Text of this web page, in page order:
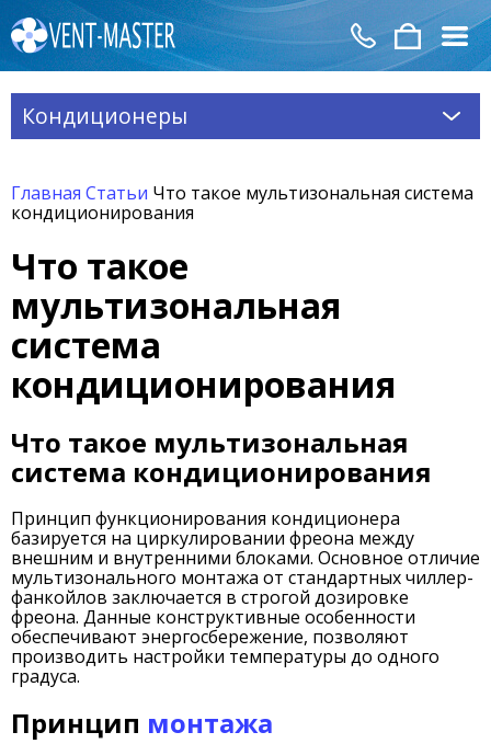
Главная Статьи Что такое мультизональная система
кондиционирования
Что такое
мультизональная
система
кондиционирования
Что такое мультизональная
система кондиционирования
Принцип функционирования кондиционера
базируется на циркулировании фреона между
внешним и внутренними блоками. Основное отличие
мультизонального монтажа от стандартных чиллер-
фанкойлов заключается в строгой дозировке
фреона. Данные конструктивные особенности
обеспечивают энергосбережение, позволяют
производить настройки температуры до одного
градуса.
Принцип монтажа
Кондиционеры